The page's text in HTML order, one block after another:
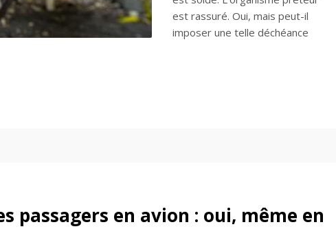
est rassuré. Oui, mais peut-il
imposer une telle déchéance
passagers en avion : oui, même en